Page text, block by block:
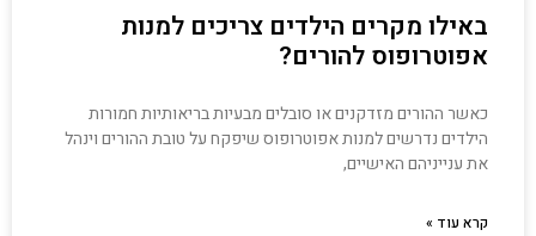
באילו מקרים הילדים צריכים למנות
אפוטרופוס להורים?
כאשר ההורים מזדקנים או סובלים מבעיות בריאותיות חמורות
הילדים נדרשים למנות אפוטרופוס שיפקח על טובת ההורים וינהל
את ענייניהם האישיים,
קרא עוד »